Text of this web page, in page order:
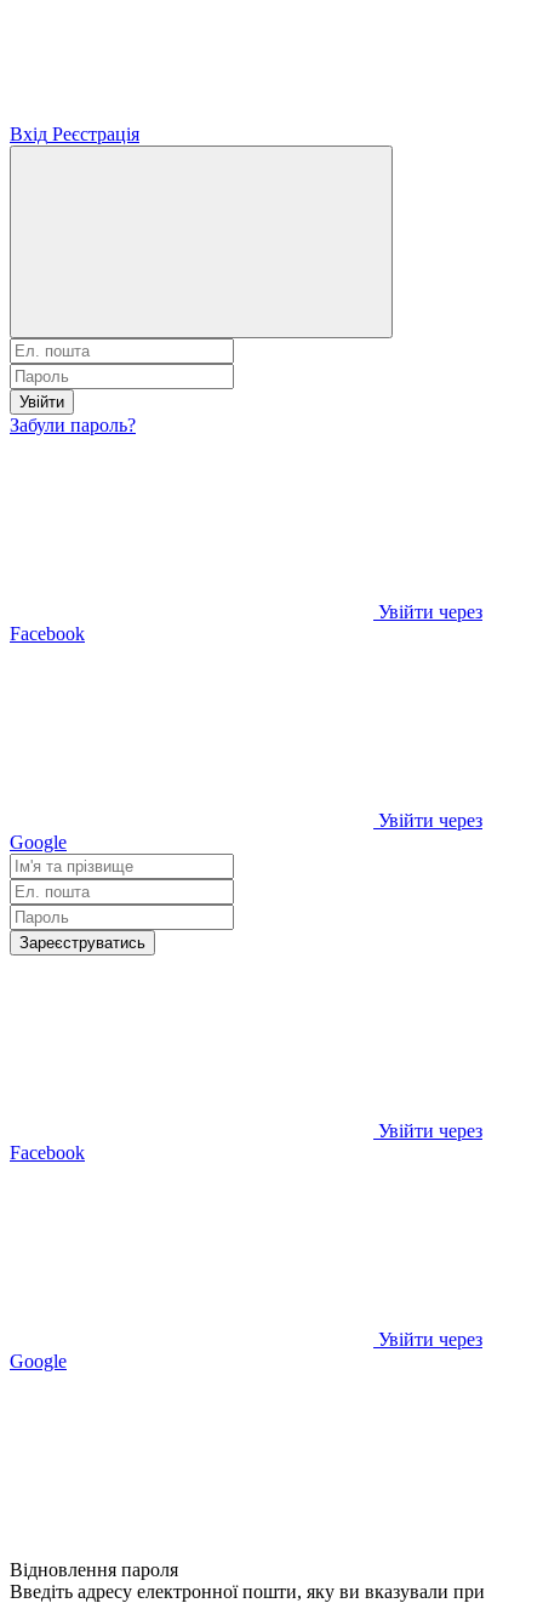
Вхід Реєстрація
Увійти
Забули пароль?
Увійти через
Facebook
Увійти через
Google
Зареєструватись
Увійти через
Facebook
Увійти через
Google
Відновлення пароля
Введіть адресу електронної пошти, яку ви вказували при